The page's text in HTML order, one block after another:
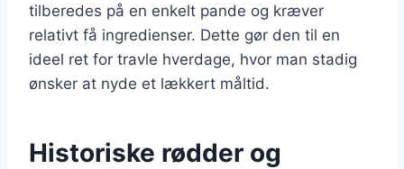
tilberedes på en enkelt pande og kræver
relativt få ingredienser. Dette gør den til en
ideel ret for travle hverdage, hvor man stadig
ønsker at nyde et lækkert måltid.
Historiske rødder og